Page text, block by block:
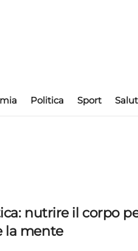
Politica Sport
nutrire il corpo
la mente